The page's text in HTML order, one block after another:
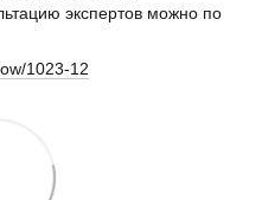
экспертов можно по
1023-12